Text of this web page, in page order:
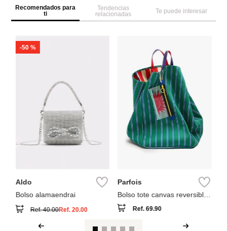
Recomendados para
ti
Tendencias
relacionadas
Te puede interesar
-50 %
Aldo
Bolso alamaendrai
Ref.40.00Ref.20.00
Parfois
Bolso tote canvas reversible
a rayas
Ref.69.90